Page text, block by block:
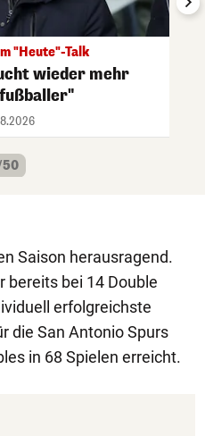
"Heute"-Talk
wieder mehr
50
Saison herausragend.
bereits bei 14 Double
erfolgreichste
die San Antonio Spurs
in 68 Spielen erreicht.